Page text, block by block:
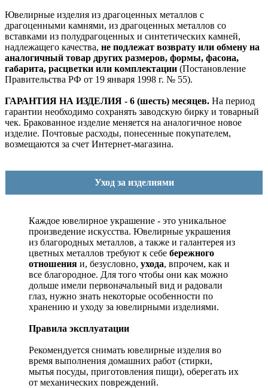
Ювелирные изделия из драгоценных металлов с
драгоценными камнями, из драгоценных металлов со
вставками из полудрагоценных и синтетических камней,
надлежащего качества, не подлежат возврату или обмену на
аналогичный товар других размеров, формы, фасона,
габарита, расцветки или комплектации (Постановление
Правительства РФ от 19 января 1998 г. № 55).
ГАРАНТИЯ НА ИЗДЕЛИЯ - 6 (шесть) месяцев. На период
гарантии необходимо сохранять заводскую бирку и товарный
чек. Бракованное изделие меняется на аналогичное новое
изделие. Почтовые расходы, понесенные покупателем,
возмещаются за счет Интернет-магазина.
Уход за изделиями
Каждое ювелирное украшение - это уникальное
произведение искусства. Ювелирные украшения
из благородных металлов, а также и галантерея из
цветных металлов требуют к себе бережного
отношения и, безусловно, ухода, впрочем, как и
все благородное. Для того чтобы они как можно
дольше имели первоначальный вид и радовали
глаз, нужно знать некоторые особенности по
хранению и уходу за ювелирными изделиями.
Правила эксплуатации
Рекомендуется снимать ювелирные изделия во
время выполнения домашних работ (стирки,
мытья посуды, приготовления пищи), оберегать их
от механических повреждений.